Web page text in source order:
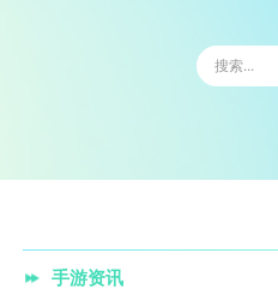
手游资讯